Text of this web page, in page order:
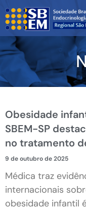
Obesidade
SBEM-SP
no tratamento
9 de outubro de 2025
Médica traz
internacionais
obesidade infantil